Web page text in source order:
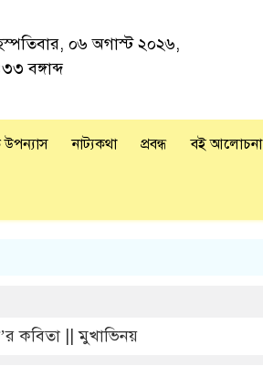
০৬ অগাস্ট ২০২৬,
বঙ্গাব্দ
উপন্যাস নাট্যকথা প্রবন্ধ বই আলোচনা
কবিতা || মুখাভিনয়